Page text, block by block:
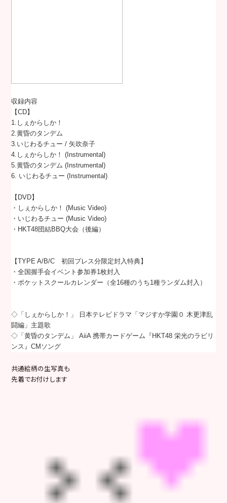
収録内容
【CD】
1.しぇからしか！
2.黄昏のタンデム
3.いじわるチュー / 矢吹奈子
4.しぇからしか！ (Instrumental)
5.黄昏のタンデム (Instrumental)
6. いじわるチュー (Instrumental)
【DVD】
・しぇからしか！ (Music Video)
・いじわるチュー (Music Video)
・HKT48団結BBQ大会（後編）
【TYPE A/B/C 初回プレス分限定封入特典】
・全国握手会イベント参加券1枚封入
・ポケットスクールカレンダー（全16種のうち1種ランダム封入）
◇「しぇからしか！」 日本テレビドラマ「マジすか学園０ 木更津乱
闘編」主題歌
◇「黄昏のタンデム」 AiiA 携帯カードゲーム『HKT48 栄光のラビリ
ンス』CMソング
共通絵柄の生写真も
先着でお付けします